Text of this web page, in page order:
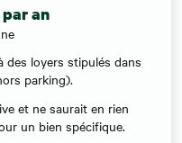
an
loyers stipulés dans
parking).
et ne saurait en rien
un bien spécifique.